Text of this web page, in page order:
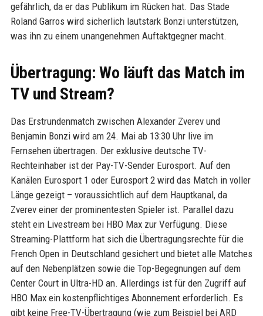
gefährlich, da er das Publikum im Rücken hat. Das Stade
Roland Garros wird sicherlich lautstark Bonzi unterstützen,
was ihn zu einem unangenehmen Auftaktgegner macht.
Übertragung: Wo läuft das Match im
TV und Stream?
Das Erstrundenmatch zwischen Alexander Zverev und
Benjamin Bonzi wird am 24. Mai ab 13:30 Uhr live im
Fernsehen übertragen. Der exklusive deutsche TV-
Rechteinhaber ist der Pay-TV-Sender Eurosport. Auf den
Kanälen Eurosport 1 oder Eurosport 2 wird das Match in voller
Länge gezeigt – voraussichtlich auf dem Hauptkanal, da
Zverev einer der prominentesten Spieler ist. Parallel dazu
steht ein Livestream bei HBO Max zur Verfügung. Diese
Streaming-Plattform hat sich die Übertragungsrechte für die
French Open in Deutschland gesichert und bietet alle Matches
auf den Nebenplätzen sowie die Top-Begegnungen auf dem
Center Court in Ultra-HD an. Allerdings ist für den Zugriff auf
HBO Max ein kostenpflichtiges Abonnement erforderlich. Es
gibt keine Free-TV-Übertragung (wie zum Beispiel bei ARD